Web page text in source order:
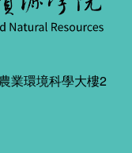
業環境科學大樓2